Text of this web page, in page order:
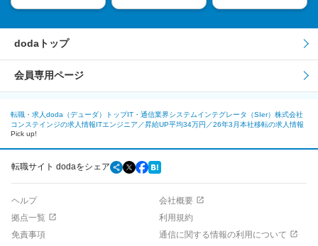
dodaトップ
会員専用ページ
転職・求人doda（デューダ）トップIT・通信業界システムインテグレータ（SIer） 株式会社
コンステインジの求人情報ITエンジニア／昇給UP平均34万円／26年3月本社移転の求人情報
Pick up!
転職サイト dodaをシェア
ヘルプ
会社概要
拠点一覧
利用規約
免責事項
通信に関する情報の利用について